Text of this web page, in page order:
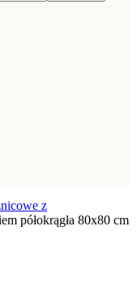
z
półokrągła 80x80 cm